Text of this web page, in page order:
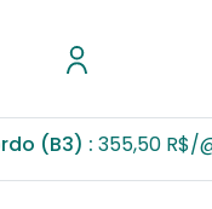
355,50 R$/@ 0,11 %